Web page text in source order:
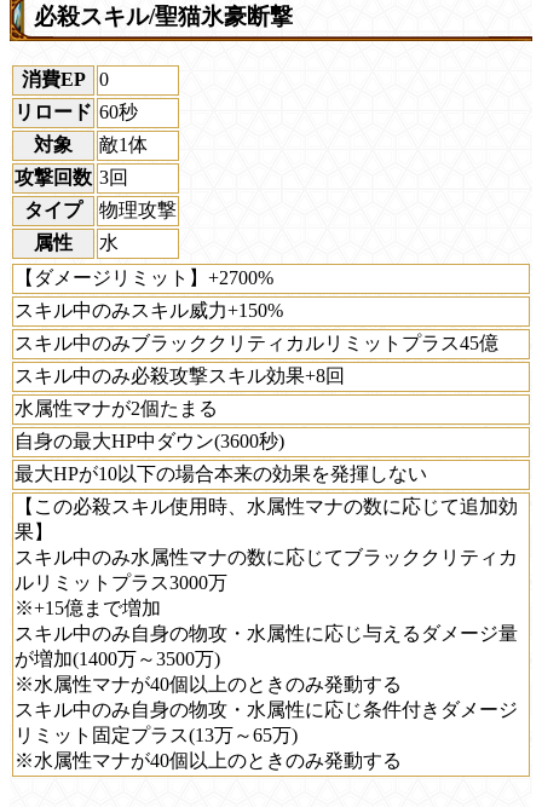
必殺スキル/聖猫氷豪断撃
消費EP
0
リロード 60秒
対象
敵1体
攻撃回数 3回
タイプ
物理攻撃
属性
水
【ダメージリミット】+2700%
スキル中のみスキル威力+150%
スキル中のみブラッククリティカルリミットプラス45億
スキル中のみ必殺攻撃スキル効果+8回
水属性マナが2個たまる
自身の最大HP中ダウン(3600秒)
最大HPが10以下の場合本来の効果を発揮しない
【この必殺スキル使用時、水属性マナの数に応じて追加効
果】
スキル中のみ水属性マナの数に応じてブラッククリティカ
ルリミットプラス3000万
※+15億まで増加
スキル中のみ自身の物攻・水属性に応じ与えるダメージ量
が増加(1400万～3500万)
※水属性マナが40個以上のときのみ発動する
スキル中のみ自身の物攻・水属性に応じ条件付きダメージ
リミット固定プラス(13万～65万)
※水属性マナが40個以上のときのみ発動する